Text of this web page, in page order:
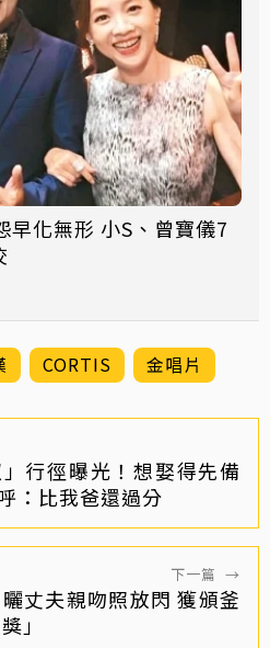
早化無形 小S、曾寶儀7
CORTIS 金唱片
行徑曝光！想娶得先備
：比我爸還過分
下一篇 →
丈夫親吻照放閃 獲頒釜
」